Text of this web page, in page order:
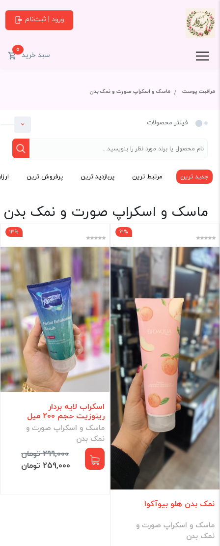
ورود | ثبت‌نام
سبد خرید0
مراقبت پوست ماسک و اسکراپ صورت و نمک بدن
فیلتر محصولات
دسته بندی
مراقبت پوست
برند
فقط کالاهای موجود
فیلتر براساس قیمت :
قیمت:0 - 890,000 تومان
فیلتر
جدید ترین مرتبط ترین پربازدید ترین پرفروش ترین
ماسک و اسکراپ صورت و نمک بدن
61%
نمک بدن هلو بیوآکوا
ماسک و اسکراپ صورت و
نمک بدن
13%
اسکراب لایه بردار
رینوزیت حجم 200 میل
ماسک و اسکراپ صورت و
نمک بدن
299,000 تومان
259,000 تومان